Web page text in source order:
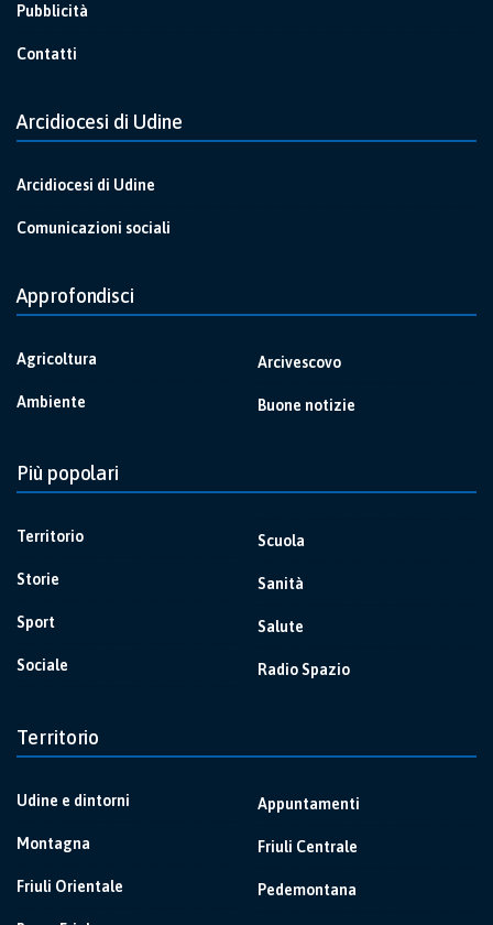
Pubblicità
Contatti
Arcidiocesi di Udine
Arcidiocesi di Udine
Comunicazioni sociali
Approfondisci
Agricoltura
Ambiente
Arcivescovo
Buone notizie
Più popolari
Territorio
Storie
Sport
Sociale
Scuola
Sanità
Salute
Radio Spazio
Territorio
Udine e dintorni
Montagna
Friuli Orientale
Appuntamenti
Friuli Centrale
Pedemontana